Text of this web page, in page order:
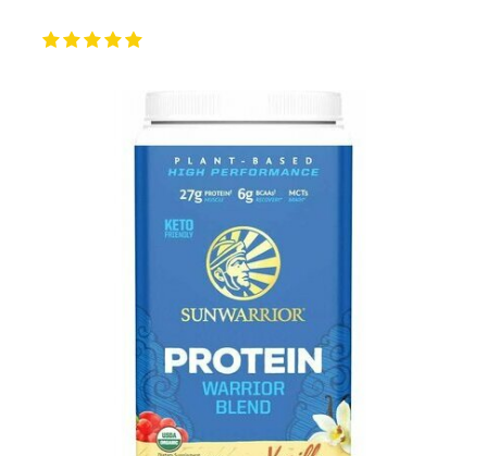
Pour un effet optimal sur la récupération après l'effort,
consommez votre
shaker protéinédans l’heure qui suit
la séance d’entraînement. Dans le cadre d’une perte de
poids, la protéine peut intervenir en tant que collation à
11h et 16h. Comment mieux les savourer? Mixez les
protéines poudresavec des fruits et légumes et du lait
végétal, vous obtiendrez ainsi un délicieux